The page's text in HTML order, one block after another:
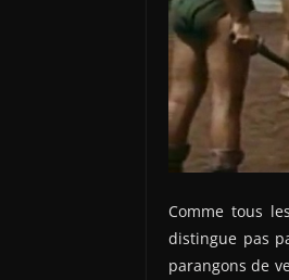
Comme tous
distingue pas
parangons de